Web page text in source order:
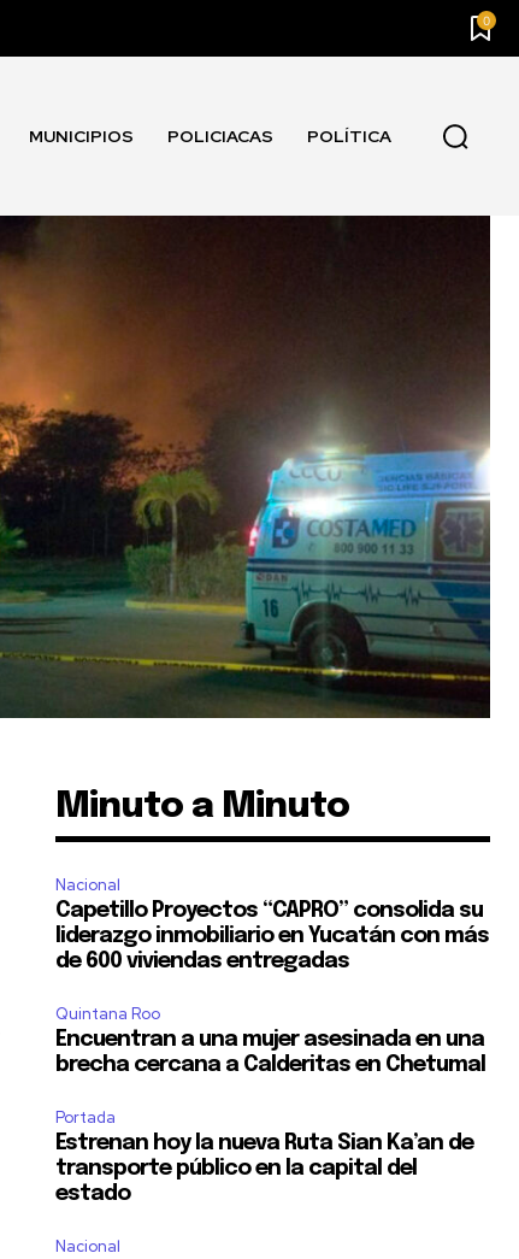
0
MUNICIPIOS POLICIACAS POLÍTICA
Minuto a Minuto
Nacional
Capetillo Proyectos “CAPRO” consolida su
liderazgo inmobiliario en Yucatán con más
de 600 viviendas entregadas
Quintana Roo
Encuentran a una mujer asesinada en una
brecha cercana a Calderitas en Chetumal
Portada
Estrenan hoy la nueva Ruta Sian Ka’an de
transporte público en la capital del
estado
Nacional